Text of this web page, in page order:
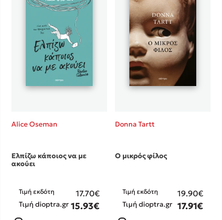
Alice Oseman
Ελπίζω κάποιος να με
ακούει
Τιμή εκδότη 17.70€
Τιμή dioptra.gr 15.93€
Donna Tartt
Ο μικρός φίλος
Τιμή εκδότη 19.90€
Τιμή dioptra.gr 17.91€